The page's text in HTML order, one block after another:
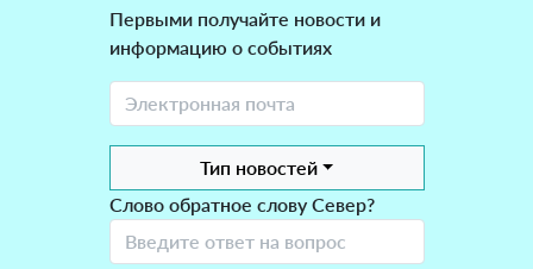
Первыми получайте новости и
информацию о событиях
Тип новостей
Слово обратное слову Север?